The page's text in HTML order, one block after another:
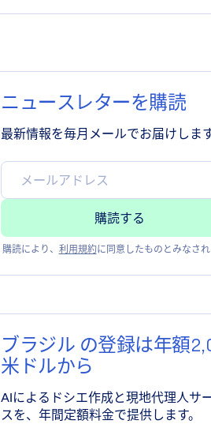
ニュースレターを購読
最新情報を毎月メールでお届けします
購読により、 利用規約に同意したものとみなされ
ブラジル の登録は年額
米ドルから
AIによるドシエ作成と現地代理人サ
スを、年間定額料金で提供します。